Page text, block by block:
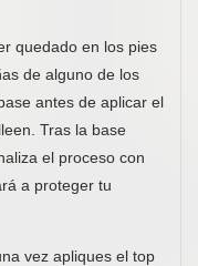
quedado en los pies
de alguno de los
antes de aplicar el
Tras la base
el proceso con
a proteger tu
vez apliques el top